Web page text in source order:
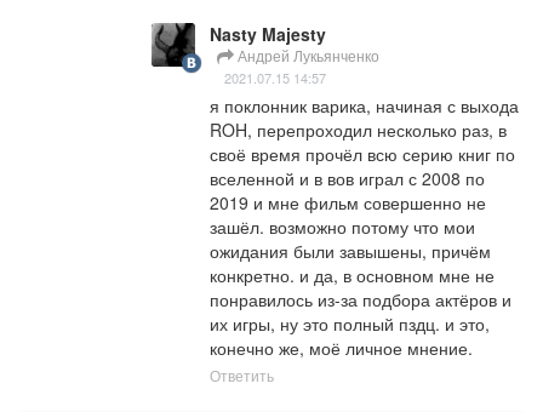
Nasty Majesty
Андрей Лукьянченко
2021.07.15 14:57
я поклонник варика, начиная с выхода
ROH, перепроходил несколько раз, в
своё время прочёл всю серию книг по
вселенной и в вов играл с 2008 по
2019 и мне фильм совершенно не
зашёл. возможно потому что мои
ожидания были завышены, причём
конкретно. и да, в основном мне не
понравилось из-за подбора актёров и
их игры, ну это полный пздц. и это,
конечно же, моё личное мнение.
Ответить